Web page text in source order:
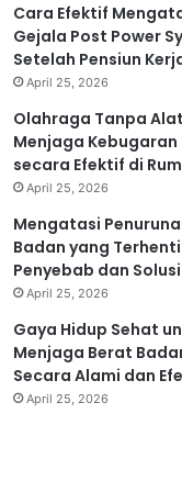
Cara Efektif
Gejala Post Power
Setelah Pensiun
April 25, 2026
Olahraga Tanpa
Menjaga Kebugaran
secara Efektif di
April 25, 2026
Mengatasi
Badan yang
Penyebab dan
April 25, 2026
Gaya Hidup Sehat
Menjaga Berat
Secara Alami dan
April 25, 2026